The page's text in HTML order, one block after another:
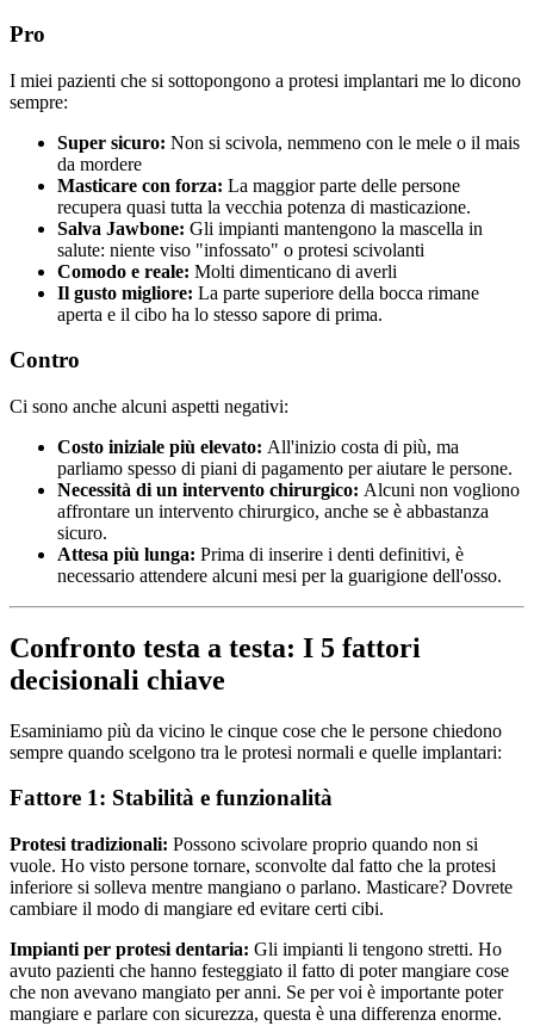
Pro
I miei pazienti che si sottopongono a protesi implantari me lo dicono
sempre:
Super sicuro: Non si scivola, nemmeno con le mele o il mais
da mordere
Masticare con forza: La maggior parte delle persone
recupera quasi tutta la vecchia potenza di masticazione.
Salva Jawbone: Gli impianti mantengono la mascella in
salute: niente viso "infossato" o protesi scivolanti
Comodo e reale: Molti dimenticano di averli
Il gusto migliore: La parte superiore della bocca rimane
aperta e il cibo ha lo stesso sapore di prima.
Contro
Ci sono anche alcuni aspetti negativi:
Costo iniziale più elevato: All'inizio costa di più, ma
parliamo spesso di piani di pagamento per aiutare le persone.
Necessità di un intervento chirurgico: Alcuni non vogliono
affrontare un intervento chirurgico, anche se è abbastanza
sicuro.
Attesa più lunga: Prima di inserire i denti definitivi, è
necessario attendere alcuni mesi per la guarigione dell'osso.
Confronto testa a testa: I 5 fattori
decisionali chiave
Esaminiamo più da vicino le cinque cose che le persone chiedono
sempre quando scelgono tra le protesi normali e quelle implantari:
Fattore 1: Stabilità e funzionalità
Protesi tradizionali: Possono scivolare proprio quando non si
vuole. Ho visto persone tornare, sconvolte dal fatto che la protesi
inferiore si solleva mentre mangiano o parlano. Masticare? Dovrete
cambiare il modo di mangiare ed evitare certi cibi.
Impianti per protesi dentaria: Gli impianti li tengono stretti. Ho
avuto pazienti che hanno festeggiato il fatto di poter mangiare cose
che non avevano mangiato per anni. Se per voi è importante poter
mangiare e parlare con sicurezza, questa è una differenza enorme.